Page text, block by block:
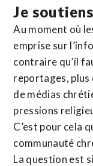
Je
Au moment où
emprise sur
contraire qu’il
reportages, plus
de médias
pressions
C’est pour cela
communauté
La question est